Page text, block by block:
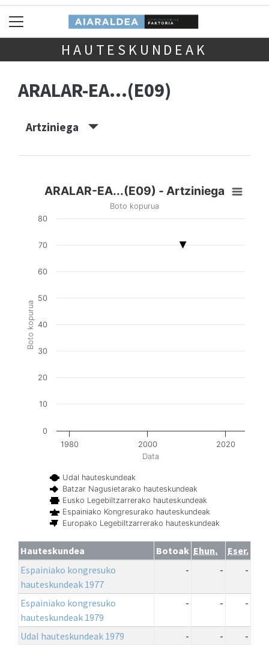
HAUTESKUNDEAK
ARALAR-EA...(E09)
Artziniega
Data
Boto kopurua
ARALAR-EA...(E09) - Artziniega
Boto kopurua
Udal hauteskundeak
Batzar Nagusietarako hauteskundeak
Eusko Legebiltzarrerako hauteskundeak
Espainiako Kongresurako hauteskundeak
Europako Legebiltzarrerako hauteskundeak
1980 2000 2020
0
10
20
30
40
50
60
70
80
Hauteskundea Botoak Ehun.
Eser.
Espainiako kongresuko
hauteskundeak 1977
- - -
Espainiako kongresuko
hauteskundeak 1979
- - -
Udal hauteskundeak 1979 - -
-